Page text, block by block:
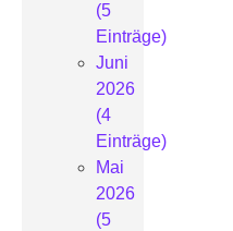
(5
Einträge)
Juni
2026
(4
Einträge)
Mai
2026
(5